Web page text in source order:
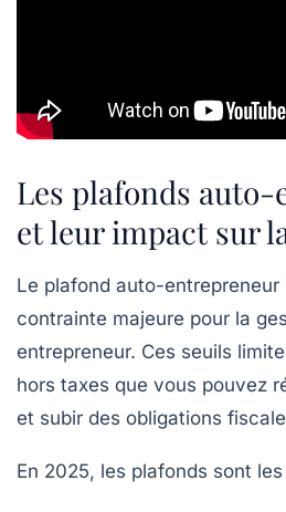
Les plafonds auto-
et leur impact sur
Le plafond auto-
contrainte majeure pour la
entrepreneur. Ces seuils
hors taxes que vous pouvez
et subir des obligations
En 2025, les plafonds sont